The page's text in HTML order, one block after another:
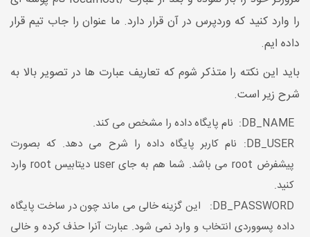
را وارد کنید که وردپرس در آن قرار دارد. ما عنوان را جاب تیم قرار
داده ایم.
باید این نکته را متذکر شوم که تعاریف عبارت ها در تصویر بالا به
شرح زیر است.
DB_NAME: نام پایگاه داده را مشخص می کند.
DB_USER: نام کاربر پایگاه داده را شرح می دهد. که بصورت
پیشفرض root می باشد. شما هم به جای user دیتابیس root وارد
کنید.
DB_PASSWORD: این گزینه خالی می ماند چون در ساخت پایگاه
داده پسووردی انتخاب و وارد نمی شود. عبارت آنرا حذف کرده و خالی